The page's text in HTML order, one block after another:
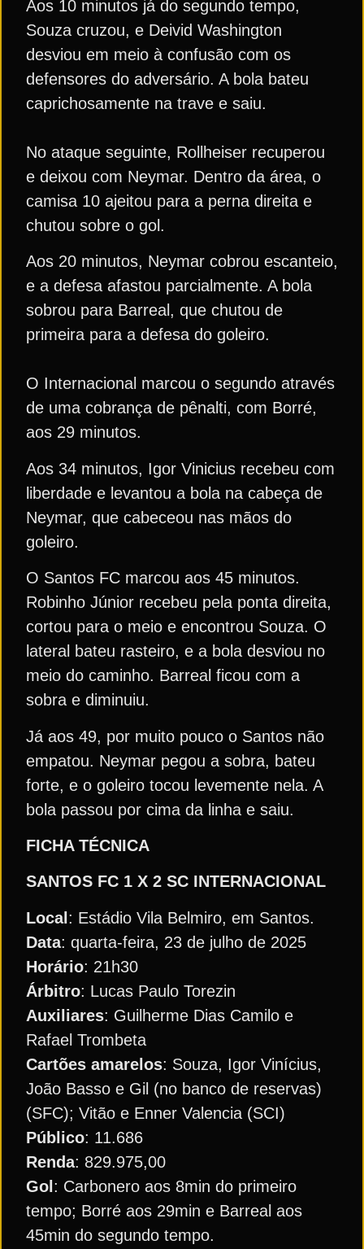
Aos 10 minutos já do segundo tempo,
Souza cruzou, e Deivid Washington
desviou em meio à confusão com os
defensores do adversário. A bola bateu
caprichosamente na trave e saiu.
No ataque seguinte, Rollheiser recuperou
e deixou com Neymar. Dentro da área, o
camisa 10 ajeitou para a perna direita e
chutou sobre o gol.
Aos 20 minutos, Neymar cobrou escanteio,
e a defesa afastou parcialmente. A bola
sobrou para Barreal, que chutou de
primeira para a defesa do goleiro.
O Internacional marcou o segundo através
de uma cobrança de pênalti, com Borré,
aos 29 minutos.
Aos 34 minutos, Igor Vinicius recebeu com
liberdade e levantou a bola na cabeça de
Neymar, que cabeceou nas mãos do
goleiro.
O Santos FC marcou aos 45 minutos.
Robinho Júnior recebeu pela ponta direita,
cortou para o meio e encontrou Souza. O
lateral bateu rasteiro, e a bola desviou no
meio do caminho. Barreal ficou com a
sobra e diminuiu.
Já aos 49, por muito pouco o Santos não
empatou. Neymar pegou a sobra, bateu
forte, e o goleiro tocou levemente nela. A
bola passou por cima da linha e saiu.
FICHA TÉCNICA
SANTOS FC 1 X 2 SC INTERNACIONAL
Local: Estádio Vila Belmiro, em Santos.
Data: quarta-feira, 23 de julho de 2025
Horário: 21h30
Árbitro: Lucas Paulo Torezin
Auxiliares: Guilherme Dias Camilo e
Rafael Trombeta
Cartões amarelos: Souza, Igor Vinícius,
João Basso e Gil (no banco de reservas)
(SFC); Vitão e Enner Valencia (SCI)
Público: 11.686
Renda: 829.975,00
Gol: Carbonero aos 8min do primeiro
tempo; Borré aos 29min e Barreal aos
45min do segundo tempo.